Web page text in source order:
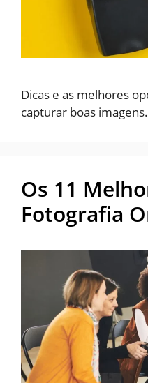
Dicas e as melhores
capturar boas imagens.
Os 11
Fotografia